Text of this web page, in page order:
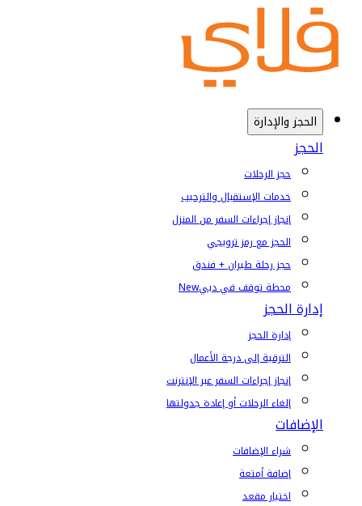
الحجز والإدارة
الحجز
حجز الرحلات
خدمات الإستقبال والترحيب
إنجاز إجراءات السفر من المنزل
الحجز مع رمز ترويجي
حجز رحلة طيران + فندق
محطة توقف في دبيNew
إدارة الحجز
إدارة الحجز
الترقية إلى درجة الأعمال
إنجاز إجراءات السفر عبر الإنترنت
إلغاء الرحلات أو إعادة جدولتها
الإضافات
شراء الإضافات
إضافة أمتعة
اختيار مقعد